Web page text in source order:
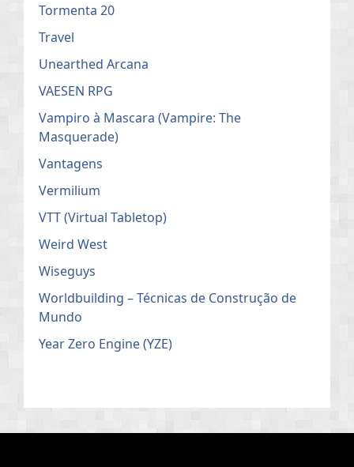
Tormenta 20
Travel
Unearthed Arcana
VAESEN RPG
Vampiro à Mascara (Vampire: The
Masquerade)
Vantagens
Vermilium
VTT (Virtual Tabletop)
Weird West
Wiseguys
Worldbuilding – Técnicas de Construção de
Mundo
Year Zero Engine (YZE)